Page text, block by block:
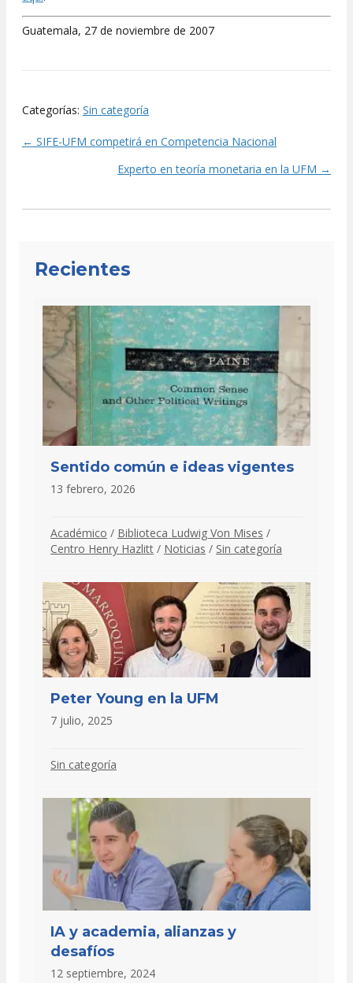
Guatemala, 27 de noviembre de 2007
Categorías: Sin categoría
Posts
navigation
← SIFE-UFM competirá en Competencia Nacional
Experto en teoría monetaria en la UFM →
Recientes
Sentido común e ideas vigentes
13 febrero, 2026
Académico / Biblioteca Ludwig Von Mises /
Centro Henry Hazlitt / Noticias / Sin categoría
Peter Young en la UFM
7 julio, 2025
Sin categoría
IA y academia, alianzas y
desafíos
12 septiembre, 2024